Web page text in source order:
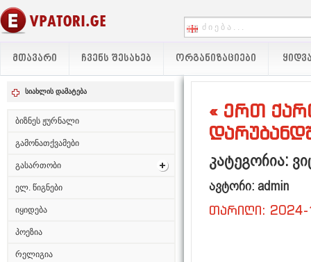
ᲛᲗᲐᲕᲐᲠᲘ ᲩᲕᲔᲜᲡ ᲨᲔᲡᲐᲮᲔᲑ ᲝᲠᲒᲐᲜᲘᲖᲐᲪᲘᲔᲑᲘ
სიახლის დამატება
ბიზნეს ჟურნალი
გამონათქვამები
გასართობი
ელ. წიგნები
იყიდება
პოეზია
რელიგია
« ერთ
კატეგორია:
ავტორი: admin
თარიღი: